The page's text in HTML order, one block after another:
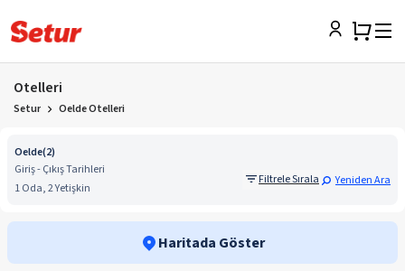
Otelleri
Setur Oelde Otelleri
Oelde(2)
Giriş - Çıkış Tarihleri
1 Oda, 2 Yetişkin
Filtrele Sırala Yeniden Ara
Haritada Göster